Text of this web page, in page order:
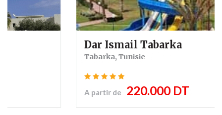
Dar Ismail Tabarka
220.000 DT